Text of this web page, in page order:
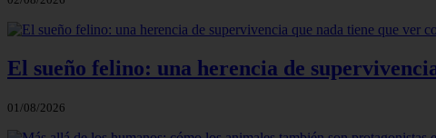
El sueño felino: una herencia de
01/08/2026